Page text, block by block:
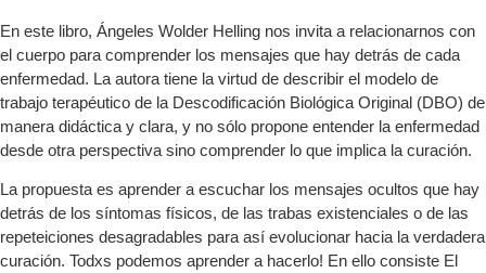
En este libro, Ángeles Wolder Helling nos invita a relacionarnos con
el cuerpo para comprender los mensajes que hay detrás de cada
enfermedad. La autora tiene la virtud de describir el modelo de
trabajo terapéutico de la Descodificación Biológica Original (DBO) de
manera didáctica y clara, y no sólo propone entender la enfermedad
desde otra perspectiva sino comprender lo que implica la curación.
La propuesta es aprender a escuchar los mensajes ocultos que hay
detrás de los síntomas físicos, de las trabas existenciales o de las
repeteiciones desagradables para así evolucionar hacia la verdadera
curación. Todxs podemos aprender a hacerlo! En ello consiste El